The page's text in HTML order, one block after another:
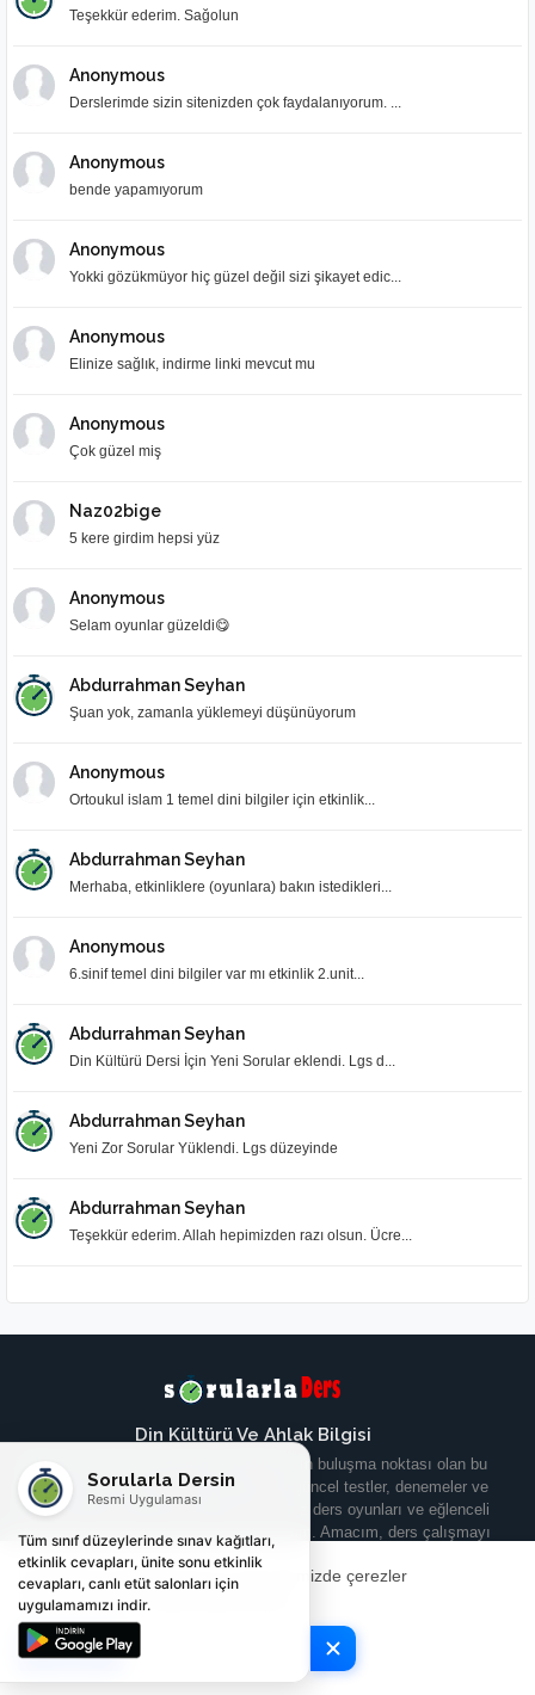
Teşekkür ederim. Sağolun
Anonymous
Derslerimde sizin sitenizden çok faydalanıyorum. ...
Anonymous
bende yapamıyorum
Anonymous
Yokki gözükmüyor hiç güzel değil sizi şikayet edic...
Anonymous
Elinize sağlık, indirme linki mevcut mu
Anonymous
Çok güzel miş
Naz02bige
5 kere girdim hepsi yüz
Anonymous
Selam oyunlar güzeldi😋
Abdurrahman Seyhan
Şuan yok, zamanla yüklemeyi düşünüyorum
Anonymous
Ortoukul islam 1 temel dini bilgiler için etkinlik...
Abdurrahman Seyhan
Merhaba, etkinliklere (oyunlara) bakın istedikleri...
Anonymous
6.sinif temel dini bilgiler var mı etkinlik 2.unit...
Abdurrahman Seyhan
Din Kültürü Dersi İçin Yeni Sorular eklendi. Lgs d...
Abdurrahman Seyhan
Yeni Zor Sorular Yüklendi. Lgs düzeyinde
Abdurrahman Seyhan
Teşekkür ederim. Allah hepimizden razı olsun. Ücre...
Din Kültürü Ve Ahlak Bilgisi
Türkiye’nin dört bir yanından arkadaşınızın buluşma noktası olan bu
platformda; yeni müfredata tam uyumlu güncel testler, denemeler ve
yeni nesil soruların yanında, bayılacağınız ders oyunları ve eğlenceli
etkinlikleri tamamen ücretsiz paylaşıyorum. Amacım, ders çalışmayı
senin için bir yük olmaktan çıkarıp keyifli bir yolculuğa dönüştürmek.
Menüden hemen sınıfını seçerek hem yüzlerce soruyu çözmeye
başlayabilir hem de öğretici oyunlarla bilgilerini tazeleyebilirsin. Haydi,
keşfetmeye başla!
Deneyiminizi geliştirmek için web sitemizde çerezler
kullanılmaktadır.Şimdi Kontrol Et
Tamam
Sorularla Dersin
Resmi Uygulaması
Tüm sınıf düzeylerinde sınav kağıtları,
etkinlik cevapları, ünite sonu etkinlik
cevapları, canlı etüt salonları için
uygulamamızı indir.